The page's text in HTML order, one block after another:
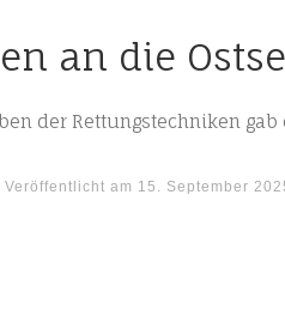
an die
der Rettungstechniken
Veröffentlicht am 15. September